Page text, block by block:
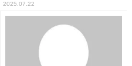
2025.07.22